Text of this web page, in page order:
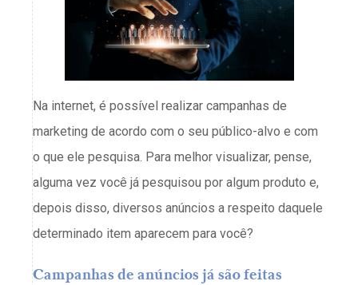
Na internet, é possível realizar campanhas de
marketing de acordo com o seu público-alvo e com
o que ele pesquisa. Para melhor visualizar, pense,
alguma vez você já pesquisou por algum produto e,
depois disso, diversos anúncios a respeito daquele
determinado item aparecem para você?
Campanhas de anúncios já são feitas